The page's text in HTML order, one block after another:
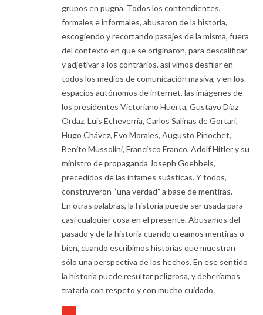
grupos en pugna. Todos los contendientes,
formales e informales, abusaron de la historia,
escogiendo y recortando pasajes de la misma, fuera
del contexto en que se originaron, para descalificar
y adjetivar a los contrarios, así vimos desfilar en
todos los medios de comunicación masiva, y en los
espacios autónomos de internet, las imágenes de
los presidentes Victoriano Huerta, Gustavo Díaz
Ordaz, Luis Echeverría, Carlos Salinas de Gortari,
Hugo Chávez, Evo Morales, Augusto Pinochet,
Benito Mussolini, Francisco Franco, Adolf Hitler y su
ministro de propaganda Joseph Goebbels,
precedidos de las infames suásticas. Y todos,
construyeron “una verdad” a base de mentiras.
En otras palabras, la historia puede ser usada para
casi cualquier cosa en el presente. Abusamos del
pasado y de la historia cuando creamos mentiras o
bien, cuando escribimos historias que muestran
sólo una perspectiva de los hechos. En ese sentido
la historia puede resultar peligrosa, y deberíamos
tratarla con respeto y con mucho cuidado.